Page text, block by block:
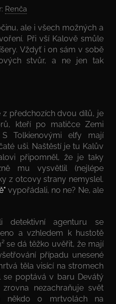
Renča
ale i všech možných a
Při vší Kalově smůle
Vždyť i on sám v sobě
stvůr, a ne jen tak
z předchozích dvou dílů, je
kteří po matičce Zemi
Tolkienovými elfy mají
uši. Naštěstí je tu Kalův
připomněl, že je taky
mu vysvětlil (nejlépe
z otcovy strany nemyslel.
vypořádali, no ne? Ne, ale
agenturu se
a vzhledem k hustotě
se dá těžko uvěřit, že mají
případu unesené
těla visící na stromech
se poptává v baru Devátý
nezachraňuje svět
někdo o mrtvolách na